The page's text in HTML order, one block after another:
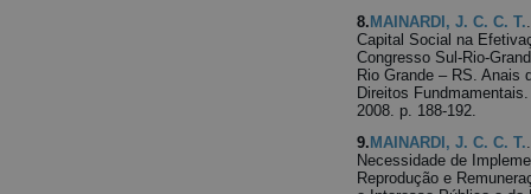
8. MAINARDI, J. C. C. T.
Capital Social na
Congresso Sul-Rio-
Rio Grande – RS. Anais
Direitos
2008. p. 188-192.
9. MAINARDI, J. C. C. T.
Necessidade de
Reprodução e